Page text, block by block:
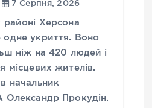
7 Серпня, 2026
районі Херсона
укриття. Воно
ніж на 420 людей і
місцевих жителів.
начальник
Олександр Прокудін.